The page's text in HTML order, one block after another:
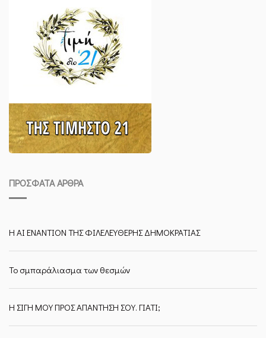
ΠΡΌΣΦΑΤΑ ΆΡΘΡΑ
Η ΑΙ ΕΝΑΝΤΙΟΝ ΤΗΣ ΦΙΛΕΛΕΥΘΕΡΗΣ ΔΗΜΟΚΡΑΤΙΑΣ
Το σμπαράλιασμα των θεσμών
Η ΣΙΓΗ ΜΟΥ ΠΡΟΣ ΑΠΑΝΤΗΣΗ ΣΟΥ. ΓΙΑΤΙ;